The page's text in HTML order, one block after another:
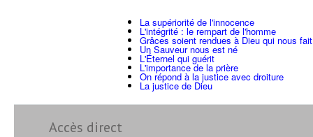
La supériorité de l'innocence
L'intégrité : le rempart de l'homme
Grâces soient rendues à Dieu qui nous
Un Sauveur nous est né
L'Éternel qui guérit
L'importance de la prière
On répond à la justice avec droiture
La justice de Dieu
Accès direct